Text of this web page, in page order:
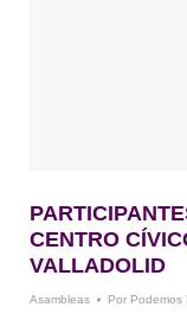
CENTRO
VALLADOLID
Asambleas Por Podemos